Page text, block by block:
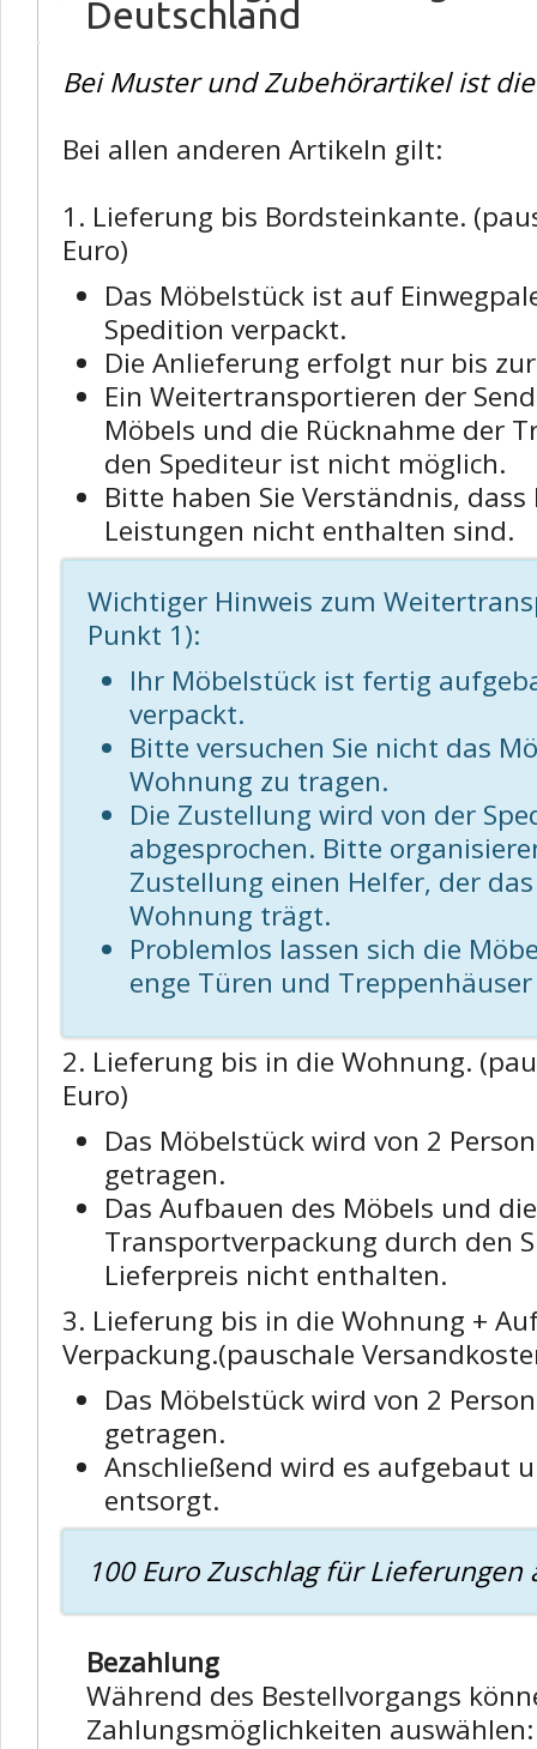
Deutschland
Bei Muster und Zubehörartikel ist
Bei allen anderen Artikeln gilt:
1. Lieferung bis Bordsteinkante.
Euro)
Das Möbelstück ist auf
Spedition verpackt.
Die Anlieferung erfolgt nur bis
Ein Weitertransportieren der
Möbels und die Rücknahme der
den Spediteur ist nicht möglich.
Bitte haben Sie Verständnis,
Leistungen nicht enthalten sind.
Wichtiger Hinweis zum
Punkt 1):
Ihr Möbelstück ist fertig
verpackt.
Bitte versuchen Sie nicht das
Wohnung zu tragen.
Die Zustellung wird von der
abgesprochen. Bitte
Zustellung einen Helfer, der
Wohnung trägt.
Problemlos lassen sich die
enge Türen und
2. Lieferung bis in die Wohnung.
Euro)
Das Möbelstück wird von 2
getragen.
Das Aufbauen des Möbels und
Transportverpackung durch den
Lieferpreis nicht enthalten.
3. Lieferung bis in die Wohnung +
Verpackung.(pauschale
Das Möbelstück wird von 2
getragen.
Anschließend wird es aufgebaut
entsorgt.
100 Euro Zuschlag für
Bezahlung
Während des Bestellvorgangs
Zahlungsmöglichkeiten auswählen: